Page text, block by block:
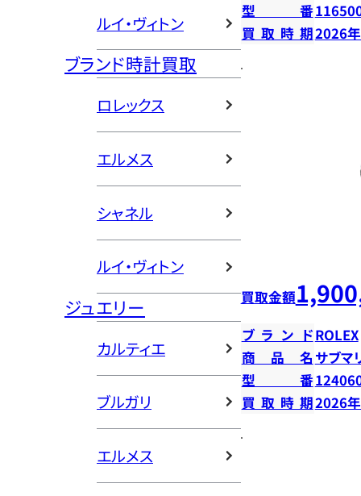
ルイ・ヴィトン
ブランド時計買取
ロレックス
エルメス
シャネル
ルイ・ヴィトン
ジュエリー
カルティエ
ブルガリ
エルメス
型番
買取時期2026
買取金額
ブランドROLEX
商品名 サブマ
型番
買取時期2026